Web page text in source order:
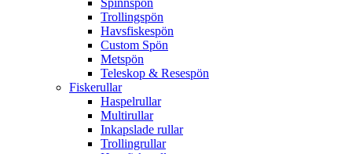
Trollingspön
Havsfiskespön
Custom Spön
Metspön
Teleskop & Resespön
Fiskerullar
Haspelrullar
Multirullar
Inkapslade rullar
Trollingrullar